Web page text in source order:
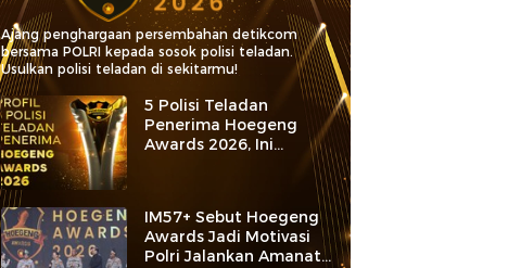
Ajang penghargaan persembahan detikcom
bersama POLRI kepada sosok polisi teladan.
Usulkan polisi teladan di sekitarmu!
5 Polisi Teladan
Penerima Hoegeng
Awards 2026, Ini
Kategori dan Kiprahnya
IM57+ Sebut Hoegeng
Awards Jadi Motivasi
Polri Jalankan Amanat